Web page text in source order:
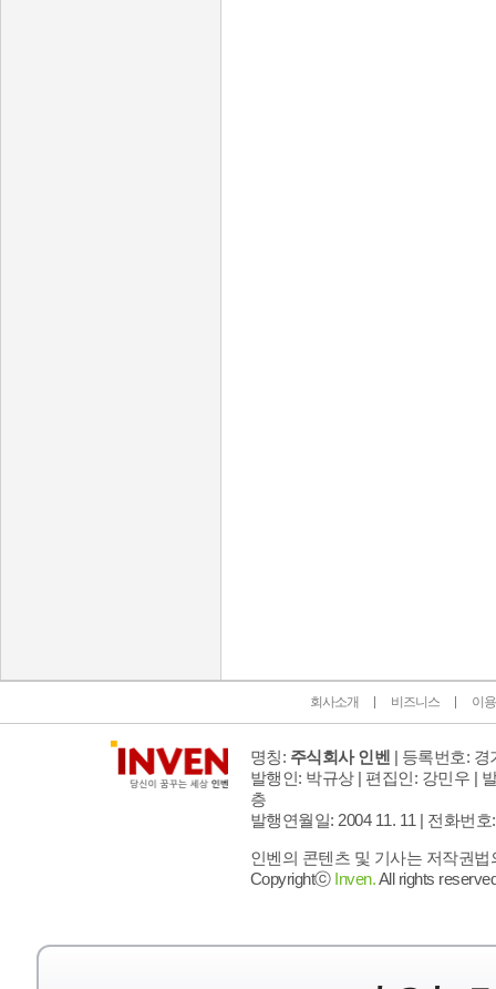
회사소개 비즈니스 이
명칭: 주식회사 인벤 | 등록번호: 경
발행인: 박규상 | 편집인: 강민우 |
층
발행연월일: 2004 11. 11 | 전화번호
인벤의 콘텐츠 및 기사는 저작권
Copyrightⓒ Inven.All rights